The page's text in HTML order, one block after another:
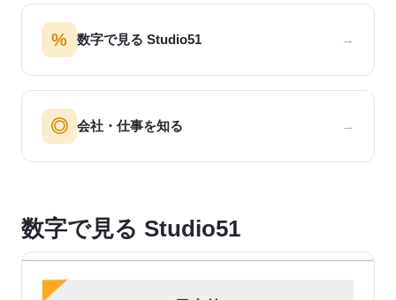
% 数字で見る Studio51 →
◎ 会社・仕事を知る →
数字で見る Studio51